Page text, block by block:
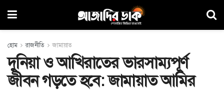
হোম রাজনীতি জামায়াত
দুনিয়া ও আখিরাতের ভারসাম্যপূর্ণ
জীবন গড়তে হবে: জামায়াত আমির